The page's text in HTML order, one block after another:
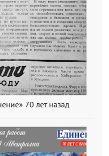
70 лет назад